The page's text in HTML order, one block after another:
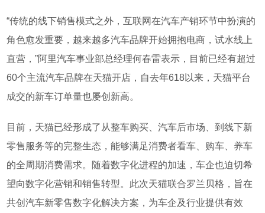
“传统的线下销售模式之外，互联网在汽车产销环节中扮演的
角色愈发重要，越来越多汽车品牌开始拥抱电商，试水线上
直营，”阿里汽车事业部总经理何春雷表示，目前已经有超过
60个主流汽车品牌在天猫开店，自去年618以来，天猫平台
成交的新车订单量也屡创新高。
目前，天猫已经形成了从整车购买、汽车后市场、到线下新
零售服务等的完整生态，能够满足消费者看车、购车、养车
的全周期消费需求。随着数字化进程的加速，车企也迫切希
望向数字化营销和销售转型。此次天猫联合罗兰贝格，旨在
共创汽车新零售数字化解决方案，为车企及行业提供有效